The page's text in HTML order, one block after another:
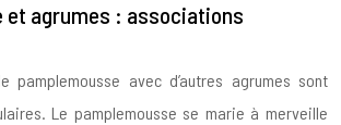
et agrumes : associations
pamplemousse avec d’autres agrumes sont
Le pamplemousse se marie à merveille